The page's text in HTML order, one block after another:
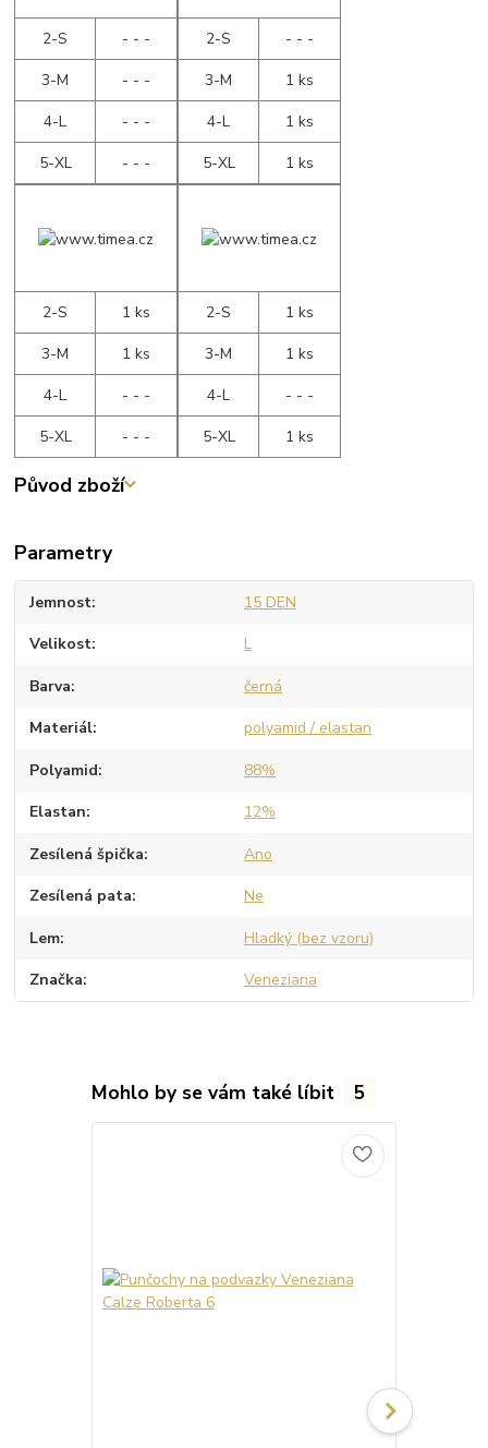
2-S
- - -
3-M
- - -
4-L
- - -
5-XL
- - -
2-S
- - -
3-M
1 ks
4-L
1 ks
5-XL
1 ks
2-S
1 ks
3-M
1 ks
4-L
- - -
5-XL
- - -
2-S
1 ks
3-M
1 ks
4-L
- - -
5-XL
1 ks
Původ zboží
Parametry
Jemnost 15 DEN
Velikost L
Barva černá
Materiál polyamid / elastan
Polyamid 88%
Elastan 12%
Zesílená špička Ano
Zesílená pata Ne
Lem Hladký (bez vzoru)
Značka Veneziana
Mohlo by se vám také líbit 5